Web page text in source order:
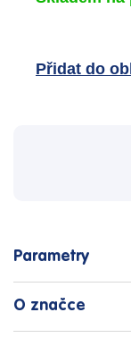
Přidat do
Parametry
O značce